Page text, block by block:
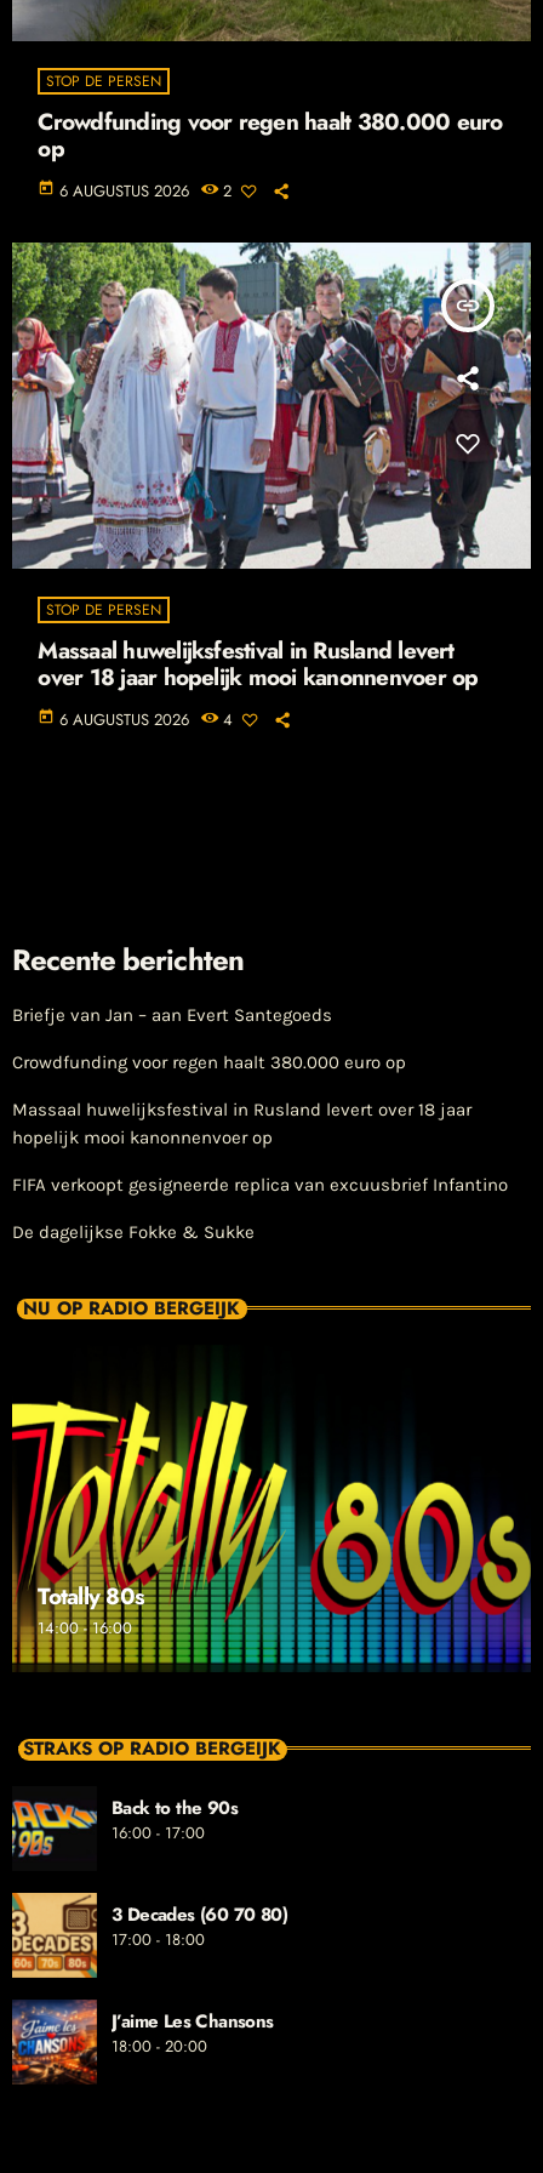
STOP DE PERSEN
Crowdfunding voor regen haalt 380.000 euro
op
today 6 AUGUSTUS 2026 2
insert_link
STOP DE PERSEN
Massaal huwelijksfestival in Rusland levert
over 18 jaar hopelijk mooi kanonnenvoer op
today 6 AUGUSTUS 2026 4
Recente berichten
Briefje van Jan – aan Evert Santegoeds
Crowdfunding voor regen haalt 380.000 euro op
Massaal huwelijksfestival in Rusland levert over 18 jaar
hopelijk mooi kanonnenvoer op
FIFA verkoopt gesigneerde replica van excuusbrief Infantino
De dagelijkse Fokke & Sukke
NU OP RADIO BERGEIJK
Totally 80s
14:00 - 16:00
STRAKS OP RADIO BERGEIJK
Back to the 90s
16:00 - 17:00
3 Decades (60 70 80)
17:00 - 18:00
J’aime Les Chansons
18:00 - 20:00